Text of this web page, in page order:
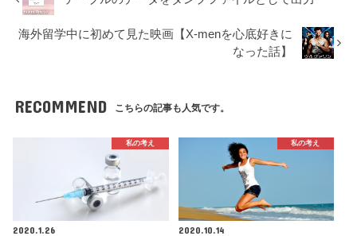
海外留学中に初めて見た映画【X-menを心底好きに
なった話】
RECOMMEND こちらの記事も人気です。
私の考え
2020.1.26
私の考え
2020.10.14